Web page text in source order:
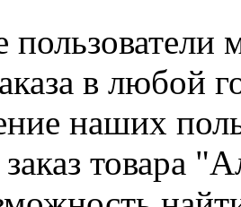
в
наших
товара